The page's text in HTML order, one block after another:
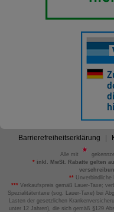
Barrierefreiheitserklärung
Alle mit
*inkl. MwSt. Rabatte gelten
**
*** Verkaufspreis gemäß Lauer-Taxe;
Spezialitätentaxe (sog. Lauer-Taxe) bei
Lasten der gesetzlichen
unter 12 Jahren), die sich gemäß §129